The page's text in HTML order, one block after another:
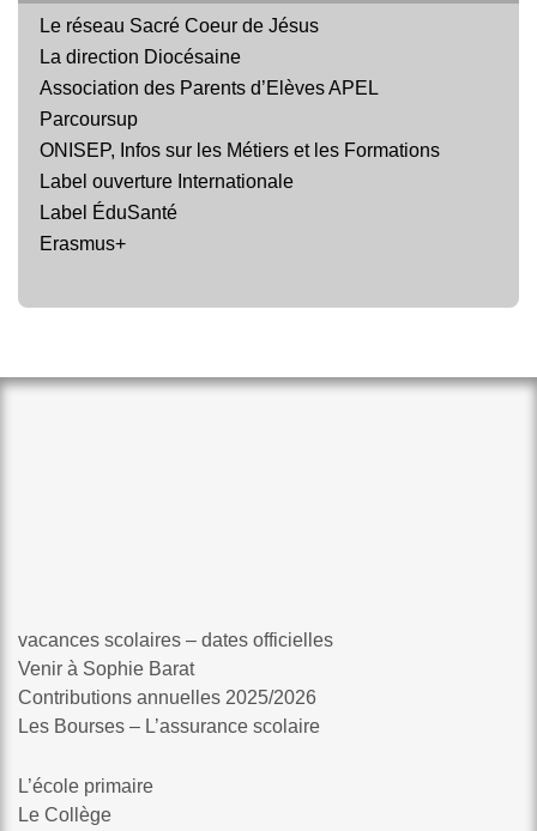
Le réseau Sacré Coeur de Jésus
La direction Diocésaine
Association des Parents d’Elèves APEL
Parcoursup
ONISEP, Infos sur les Métiers et les Formations
Label ouverture Internationale
Label ÉduSanté
Erasmus+
vacances scolaires – dates officielles
Venir à Sophie Barat
Contributions annuelles 2025/2026
Les Bourses – L’assurance scolaire
L’école primaire
Le Collège